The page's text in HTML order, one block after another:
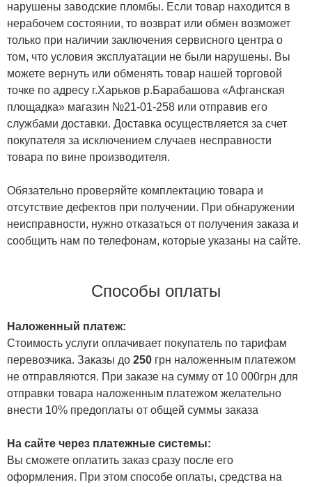
нарушены заводские пломбы. Если товар находится в
нерабочем состоянии, то возврат или обмен возможет
только при наличии заключения сервисного центра о
том, что условия эксплуатации не были нарушены. Вы
можете вернуть или обменять товар нашей торговой
точке по адресу г.Харьков р.Барабашова «Афганская
площадка» магазин №21-01-258 или отправив его
службами доставки. Доставка осуществляется за счет
покупателя за исключением случаев несправности
товара по вине производителя.
Обязательно проверяйте комплектацию товара и
отсутствие дефектов при получении. При обнаружении
неисправности, нужно отказаться от получения заказа и
сообщить нам по телефонам, которые указаны на сайте.
Способы оплаты
Наложенный платеж:
Стоимость услуги оплачивает покупатель по тарифам
перевозчика. Заказы до 250 грн наложенным платежом
не отправляются. При заказе на сумму от 10 000грн для
отправки товара наложенным платежом желательно
внести 10% предоплаты от общей суммы заказа
На сайте через платежные системы:
Вы сможете оплатить заказ сразу после его
оформления. При этом способе оплаты, средства на